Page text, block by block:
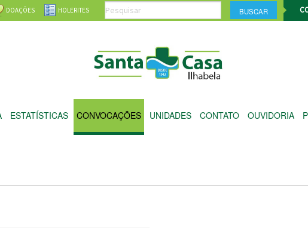
DOAÇÕES HOLERITES
ESTATÍSTICAS CONVOCAÇÕES UNIDADES CONTATO OUVIDORIA